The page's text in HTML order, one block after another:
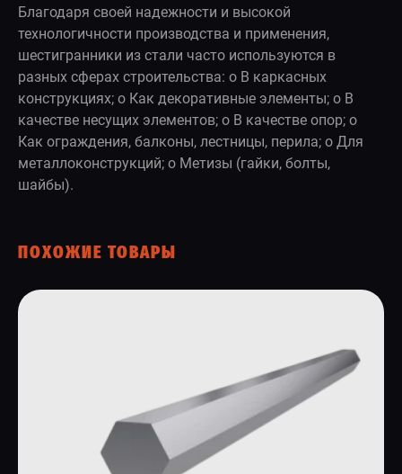
Благодаря своей надежности и высокой
технологичности производства и применения,
шестигранники из стали часто используются в
разных сферах строительства: o В каркасных
конструкциях; o Как декоративные элементы; o В
качестве несущих элементов; o В качестве опор; o
Как ограждения, балконы, лестницы, перила; o Для
металлоконструкций; o Метизы (гайки, болты,
шайбы).
ПОХОЖИЕ ТОВАРЫ